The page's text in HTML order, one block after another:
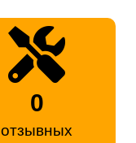
0
отзывных